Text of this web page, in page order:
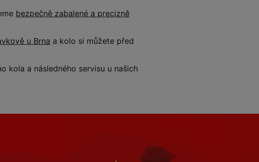
bezpečně zabalené a precizně
u Brna a kolo si můžete před
kola a následného servisu u našich